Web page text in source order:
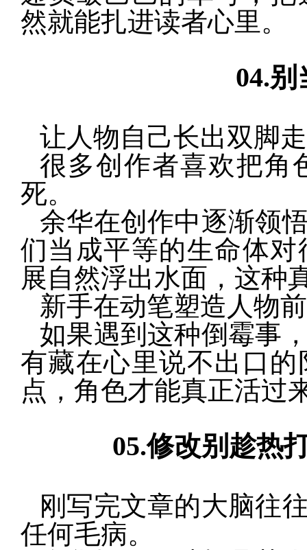
然就能扎进读者心里。
04.别
让人物自己长出双脚
很多创作者喜欢把角
死。
余华在创作中逐渐领
们当成平等的生命体
展自然浮出水面，这种
新手在动笔塑造人物
如果遇到这种倒霉事
有藏在心里说不出口
点，角色才能真正活过
05.修改别趁热
刚写完文章的大脑往
任何毛病。